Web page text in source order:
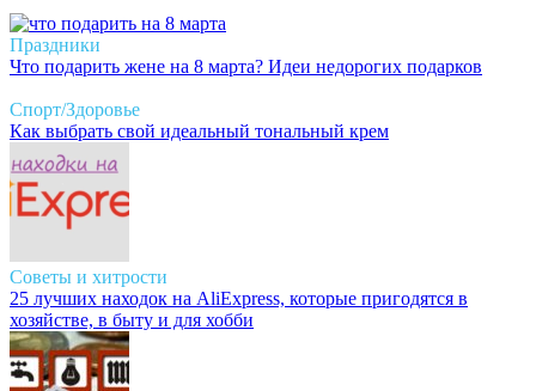
Праздники
Что подарить жене на 8 марта? Идеи недорогих подарков
Спорт/Здоровье
Как выбрать свой идеальный тональный крем
Советы и хитрости
25 лучших находок на AliExpress, которые пригодятся в
хозяйстве, в быту и для хобби